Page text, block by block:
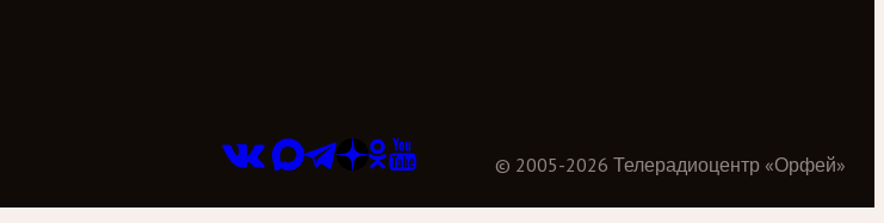
© 2005-2026 Телерадиоцентр «Орфей»